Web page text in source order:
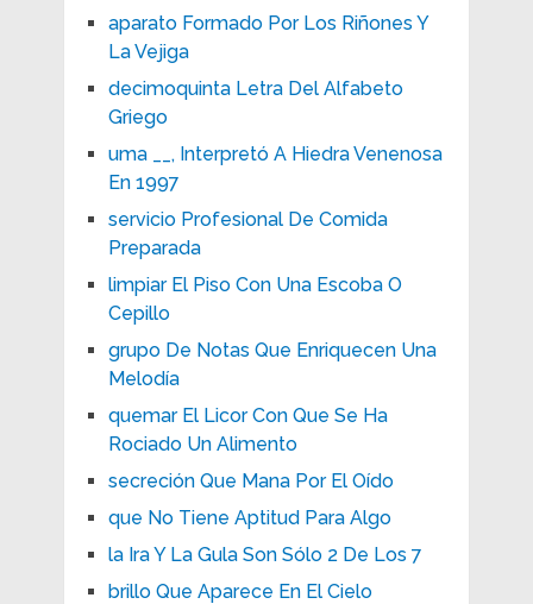
aparato Formado Por Los Riñones Y
La Vejiga
decimoquinta Letra Del Alfabeto
Griego
uma __, Interpretó A Hiedra Venenosa
En 1997
servicio Profesional De Comida
Preparada
limpiar El Piso Con Una Escoba O
Cepillo
grupo De Notas Que Enriquecen Una
Melodía
quemar El Licor Con Que Se Ha
Rociado Un Alimento
secreción Que Mana Por El Oído
que No Tiene Aptitud Para Algo
la Ira Y La Gula Son Sólo 2 De Los 7
brillo Que Aparece En El Cielo